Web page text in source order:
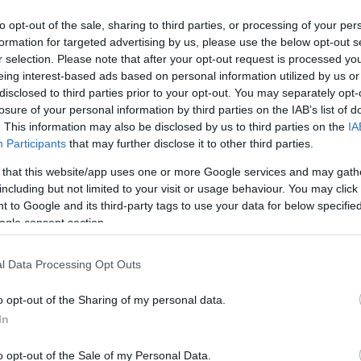
opt-out of the sale, sharing to third parties, or processing of your
for targeted advertising by us, please use the below opt-out
selection. Please note that after your opt-out request is processed
interest-based ads based on personal information utilized by us
to third parties prior to your opt-out. You may separately
of your personal information by third parties on the IAB’s list of
This information may also be disclosed by us to third parties on the
Participants that may further disclose it to other third parties.
that this website/app uses one or more Google services and may
but not limited to your visit or usage behaviour. You may
to Google and its third-party tags to use your data for below
consent section.
Data Processing Opt Outs
opt-out of the Sharing of my personal data.
opt-out of the Sale of my Personal Data.
képviselője (Fotó: Vozáry Róbert / Egri
az egri ellenzékieket összefogó
lemondásra szólították fel a szóban forgó
a 2019-es önkormányzati választásokon
miatt másfél év letöltendő
letöltését két évre
hamisításával bukott le, a rendőrség csak
során. Nem csak